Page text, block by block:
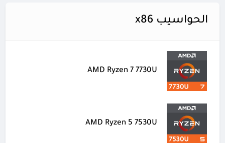
الحواسيب x86
AMD Ryzen 7 7730U
AMD Ryzen 5 7530U